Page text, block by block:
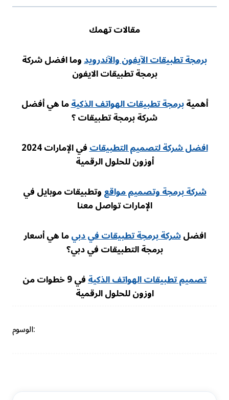
مقالات تهمك
برمجة تطبيقات الآيفون والآندرويدوما افضل شركة
برمجة تطبيقات الايفون
أهميةبرمجة تطبيقات الهواتف الذكيةما هي أفضل
شركة برمجة تطبيقات ؟
افضل شركة لتصميم التطبيقات
في الإمارات 2024
أوزون للحلول الرقمية
شركة برمجة وتصميم مواقعوتطبيقات موبايل في
الإمارات تواصل معنا
افضلشركة برمجة تطبيقات في دبيما هي أسعار
برمجة التطبيقات في دبي؟
تصميم تطبيقات الهواتف الذكية
في 9 خطوات من
اوزون للحلول الرقمية
الوسوم: